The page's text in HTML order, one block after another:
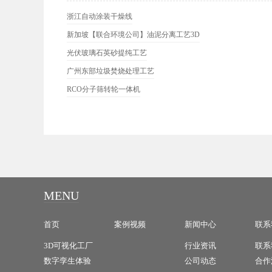
浙江自动涂装干燥线
新加坡【联合环境公司】油泥分离工艺3D
光伏玻璃石英砂提纯工艺
广州东部垃圾焚烧处理工艺
RCO分子筛转轮一体机
MENU
首页
3D可视化工厂
数字孪生体验
案例视频 新闻中心
行业资讯
公司动态
联
联
合